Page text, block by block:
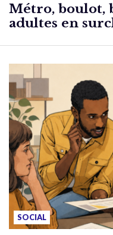
Métro, boulot,
adultes en
SOCIAL